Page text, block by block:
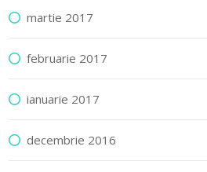
martie 2017
februarie 2017
ianuarie 2017
decembrie 2016